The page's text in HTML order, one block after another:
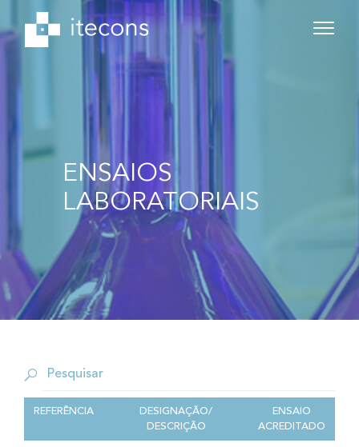
ENSAIOS
LABORATORIAIS
REFERÊNCIA
DESIGNAÇÃO/
DESCRIÇÃO
ENSAIO
ACREDITADO